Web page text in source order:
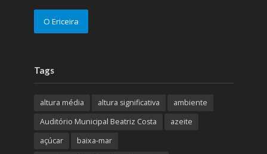
O Ericeira
Tags
altura média altura significativa
ambiente
Auditório Municipal Beatriz Costa
azeite
açúcar
baixa-mar